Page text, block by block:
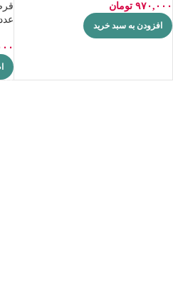
۹۷۰,۰۰۰ تومان
افزودن به سبد خرید